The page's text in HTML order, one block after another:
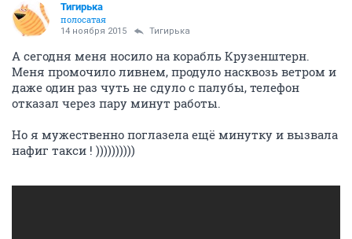
Тигирька
полосатая
14 ноября 2015 Тигирька
А сегодня меня носило на корабль Крузенштерн.
Меня промочило ливнем, продуло насквозь ветром и
даже один раз чуть не сдуло с палубы, телефон
отказал через пару минут работы.
Но я мужественно поглазела ещё минутку и вызвала
нафиг такси ! ))))))))))